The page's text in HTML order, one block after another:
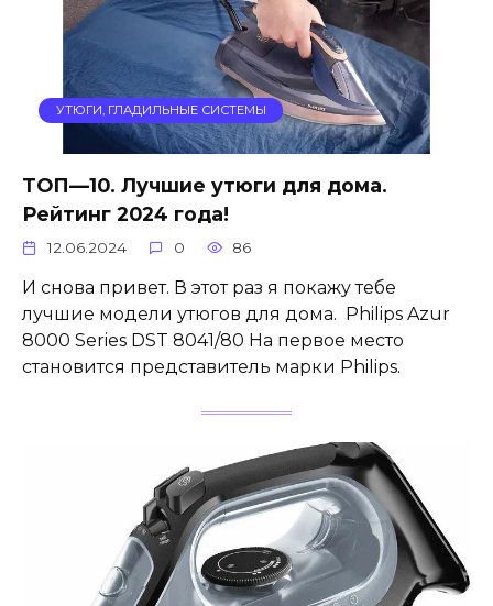
УТЮГИ, ГЛАДИЛЬНЫЕ СИСТЕМЫ
ТОП—10. Лучшие утюги для дома.
Рейтинг 2024 года!
12.06.2024 0 86
И снова привет. В этот раз я покажу тебе
лучшие модели утюгов для дома. Philips Azur
8000 Series DST 8041/80 На первое место
становится представитель марки Philips.